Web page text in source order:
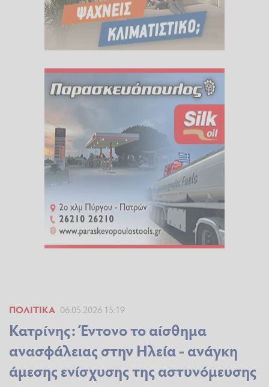
ΠΟΛΙΤΙΚΆ 06.05.2026 15:19
Κατρίνης: Έντονο το αίσθημα
ανασφάλειας στην Ηλεία - ανάγκη
άμεσης ενίσχυσης της αστυνόμευσης